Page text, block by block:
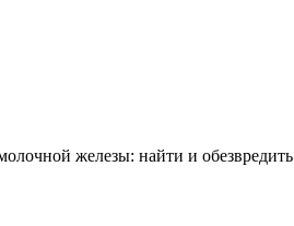
железы: найти и обезвредить